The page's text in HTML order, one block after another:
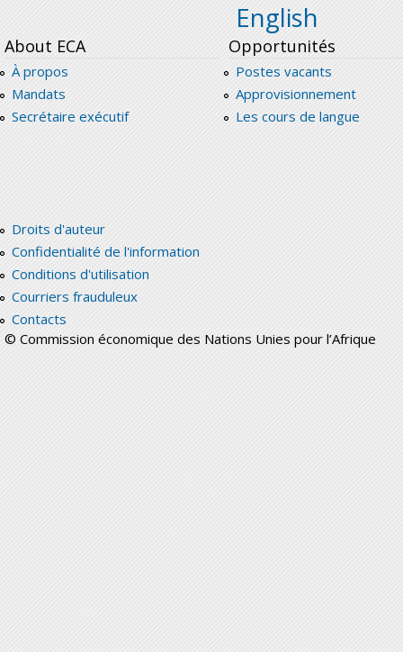
English
About ECA
À propos
Mandats
Secrétaire exécutif
Opportunités
Postes vacants
Approvisionnement
Les cours de langue
Droits d'auteur
Confidentialité de l'information
Conditions d'utilisation
Courriers frauduleux
Contacts
© Commission économique des Nations Unies pour l’Afrique